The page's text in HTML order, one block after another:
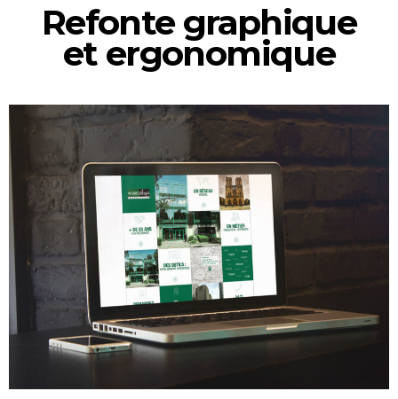
Refonte graphique
et ergonomique